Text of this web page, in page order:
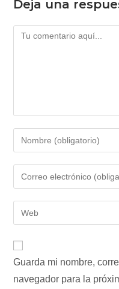
Deja una
Comentario
Introduce
tu
nombre
de
usuario
para
comentar
Introduce
tu
dirección
de
para
comentar
Introduce
la
de
tu
web
Guarda mi nombre,
navegador para la